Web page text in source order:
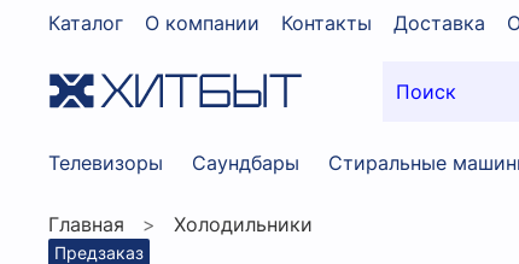
Каталог О компании Контакты Доставка
Телевизоры Саундбары Стиральные
Главная Холодильники
Предзаказ